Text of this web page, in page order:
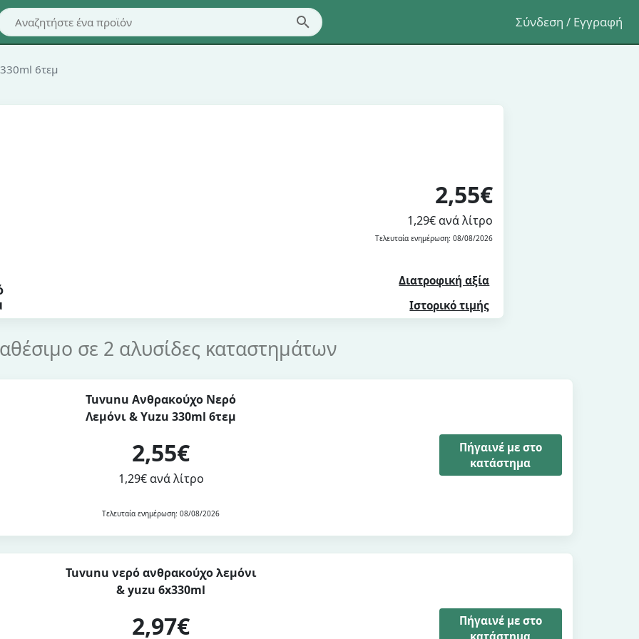
Σύνδεση / Εγγραφή
6τεμ
2,55€
1,29€ ανά λίτρο
Τελευταία ενημέρωση: 08/08/2026
Διατροφική αξία
Ιστορικό τιμής
σε 2 αλυσίδες καταστημάτων
Tuvunu Ανθρακούχο Νερό
Λεμόνι & Yuzu 330ml 6τεμ
2,55€
1,29€ ανά λίτρο
Τελευταία ενημέρωση: 08/08/2026
Πήγαινέ με στο
κατάστημα
Tuvunu νερό ανθρακούχο λεμόνι
& yuzu 6x330ml
2,97€
Πήγαινέ με στο